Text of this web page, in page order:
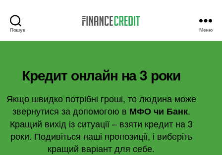
Пошук
Credit
Меню
Кредит онлайн на 3 роки
Якщо швидко потрібні гроші, то людина може
звернутися за допомогою в МФО чи Банк.
Кращий вихід із ситуації – взяти кредит на 3
роки. Подивіться наші пропозиції, і виберіть
кращий варіант для себе.